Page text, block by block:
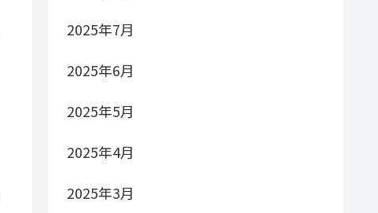
2025年7月
2025年6月
2025年5月
2025年4月
2025年3月